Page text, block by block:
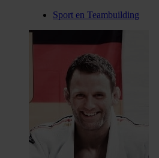
Sport en Teambuilding